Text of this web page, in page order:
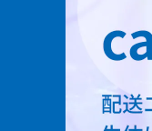
デルヘッジ